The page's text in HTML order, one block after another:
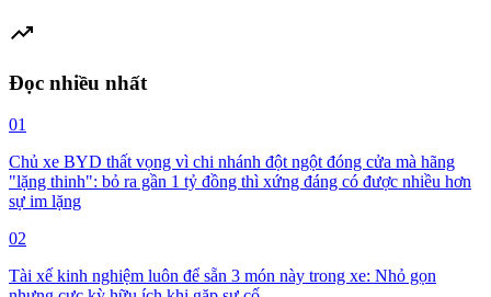
trending_up
Đọc nhiều nhất
01
Chủ xe BYD thất vọng vì chi nhánh đột ngột đóng cửa mà hãng
"lặng thinh": bỏ ra gần 1 tỷ đồng thì xứng đáng có được nhiều hơn
sự im lặng
02
Tài xế kinh nghiệm luôn để sẵn 3 món này trong xe: Nhỏ gọn